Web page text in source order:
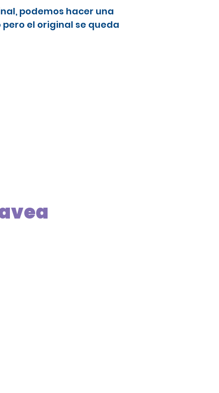
podemos hacer una
el original se queda